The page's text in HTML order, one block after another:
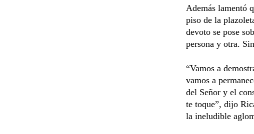
Además lamentó
piso de la
devoto se pose
persona y otra.
“Vamos a
vamos a
del Señor y el
te toque”, dijo
la ineludible